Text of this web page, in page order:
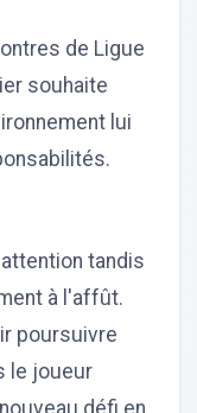
de Ligue
souhaite
lui
tandis
à l'affût.
poursuivre
le joueur